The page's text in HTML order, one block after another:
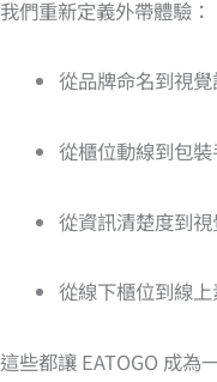
我們重新定義外帶體驗：
從品牌命名到視
從櫃位動線到包
從資訊清楚度到
從線下櫃位到線
這些都讓 EATOGO 成為